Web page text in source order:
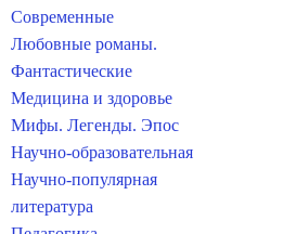
Современные
Любовные романы.
Фантастические
Медицина и здоровье
Мифы. Легенды. Эпос
Научно-образовательная
Научно-популярная
литература